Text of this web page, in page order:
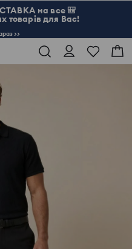
на все 🎒
товарів для Вас!
>>